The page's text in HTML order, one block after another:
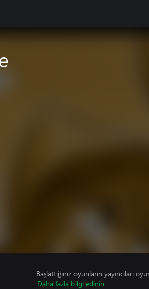
Başlattığınız oyunların yayıncıları
Daha fazla bilgi edinin